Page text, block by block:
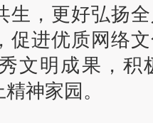
生，更好弘扬
促进优质网络
文明成果，积
神家园。